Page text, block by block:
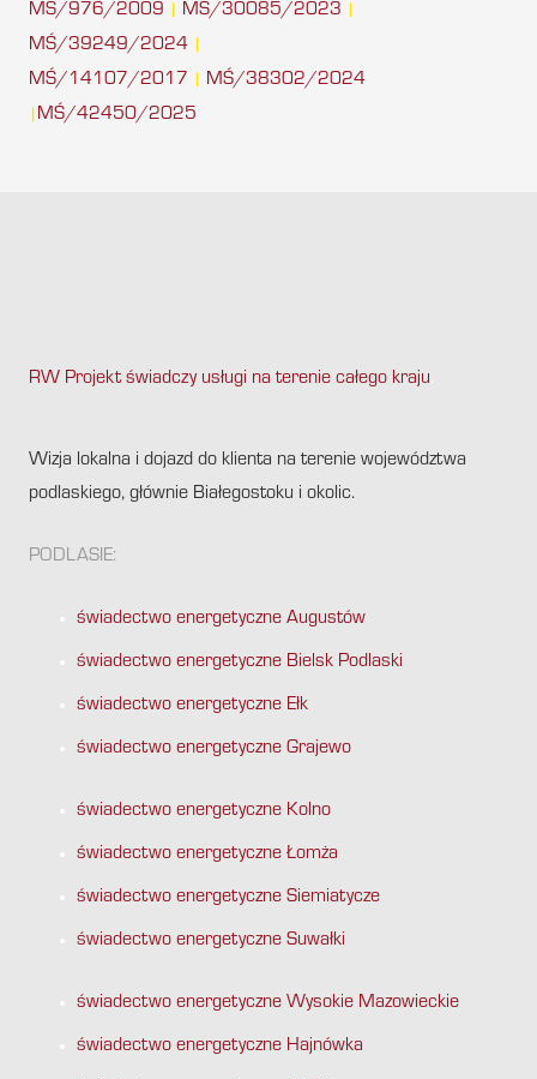
MŚ/976/2009 MŚ/30085/2023
MŚ/39249/2024
MŚ/14107/2017 MŚ/38302/2024
MŚ/42450/2025
RW Projekt świadczy usługi na terenie całego kraju
Wizja lokalna i dojazd do klienta na terenie województwa
podlaskiego, głównie Białegostoku i okolic.
PODLASIE:
świadectwo energetyczne Augustów
świadectwo energetyczne Bielsk Podlaski
świadectwo energetyczne Ełk
świadectwo energetyczne Grajewo
świadectwo energetyczne Kolno
świadectwo energetyczne Łomża
świadectwo energetyczne Siemiatycze
świadectwo energetyczne Suwałki
świadectwo energetyczne Wysokie Mazowieckie
świadectwo energetyczne Hajnówka